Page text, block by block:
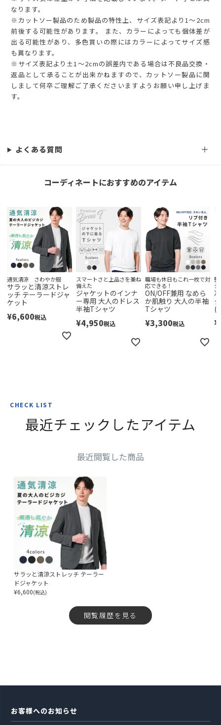
なります。
※カットソー製品のため製品の特性上、サイズ表記より1～2cm
前後する可能性があります。 また、カラーによっても個体差が
出る可能性があり、多色買いの際にはカラーによってサイズ感
も異なります。
※サイズ表記より±1～2cmの誤差内である場合は不良品交換・
返品として承ることが出来かねますので、カットソー製品に関
しまして何卒ご理解ご了承くださいますようお願い申し上げま
す。
よくある質問
コーディネートにおすすめのアイテム
通気清涼 さわやか服
サラッと清涼ストレ
ッチ テーラードジャ
ケット
¥6,600税込
スマートさと上品さを兼ね
備えた
ジャケットのインナ
ー専用 大人のドレス
半袖Tシャツ
¥4,950税込
職場も休日もこれ一枚で対
応できる！
ON/OFF兼用 なめら
か肌触り 大人の半袖
Tシャツ
¥3,300税込
堅
(
¥
CHECK LIST
最近チェックしたアイテム
最近閲覧した商品
サラッと清涼ストレッチ テーラー
ドジャケット
¥6,600(税込)
閲覧履歴を見る
お客様へのお知らせ